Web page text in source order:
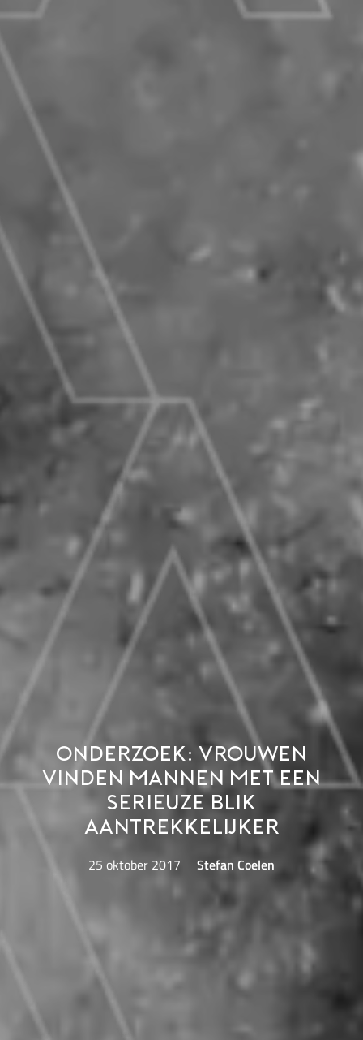
Onderzoek: vrouwen
vinden mannen met een
serieuze blik
aantrekkelijker
25 oktober 2017 Stefan Coelen